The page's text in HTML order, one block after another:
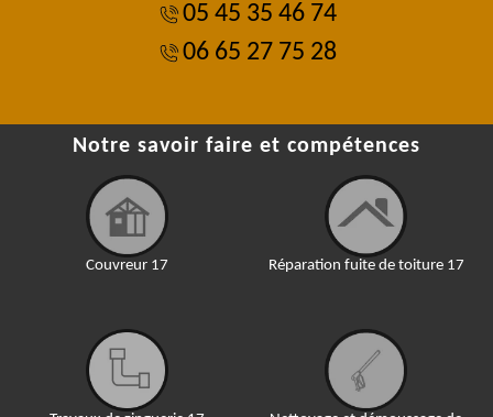
05 45 35 46 74
06 65 27 75 28
Notre savoir faire et compétences
Couvreur 17 Réparation fuite de toiture 17